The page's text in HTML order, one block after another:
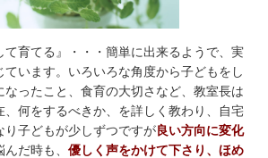
育てる』・・・簡単に出来るようで、実
ています。いろいろな角度から子どもをし
なったこと、食育の大切さなど、教室長は
、何をするべきか、を詳しく教わり、自宅
り子どもが少しずつですが良い方向に変化
だ時も、 優しく声をかけて下さり、ほめ